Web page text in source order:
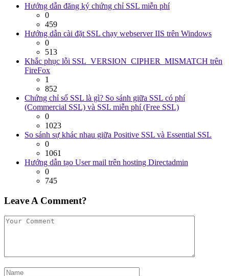
Hướng dẫn đăng ký chứng chỉ SSL miễn phí
0
459
Hướng dẫn cài đặt SSL chạy webserver IIS trên Windows
0
513
Khắc phục lỗi SSL_VERSION_CIPHER_MISMATCH trên
FireFox
1
852
Chứng chỉ số SSL là gì? So sánh giữa SSL có phí
(Commercial SSL) và SSL miễn phí (Free SSL)
0
1023
So sánh sự khác nhau giữa Positive SSL và Essential SSL
0
1061
Hướng dẫn tạo User mail trên hosting Directadmin
0
745
Leave A Comment?